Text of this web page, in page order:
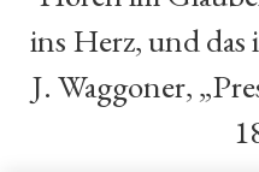
ins Herz, und
J. Waggoner,